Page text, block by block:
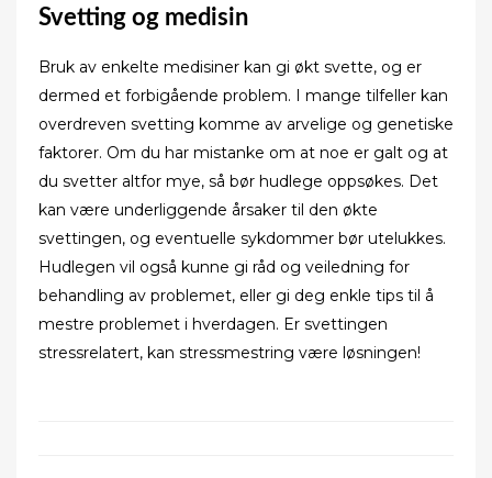
Svetting og medisin
Bruk av enkelte medisiner kan gi økt svette, og er
dermed et forbigående problem. I mange tilfeller kan
overdreven svetting komme av arvelige og genetiske
faktorer. Om du har mistanke om at noe er galt og at
du svetter altfor mye, så bør hudlege oppsøkes. Det
kan være underliggende årsaker til den økte
svettingen, og eventuelle sykdommer bør utelukkes.
Hudlegen vil også kunne gi råd og veiledning for
behandling av problemet, eller gi deg enkle tips til å
mestre problemet i hverdagen. Er svettingen
stressrelatert, kan stressmestring være løsningen!